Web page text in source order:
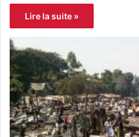
Lire la suite »